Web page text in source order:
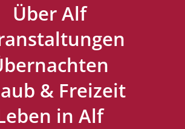
Über Alf
& Freizeit
in Alf